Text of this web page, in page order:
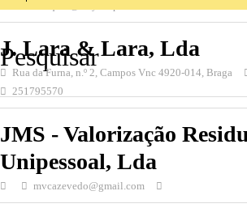
J. Lara & Lara, Lda
Rua da Furna, n.º 2, Campos Vnc 4920-014, Braga
251795570
JMS - Valorização
Unipessoal, Lda
mvcazevedo@gmail.com